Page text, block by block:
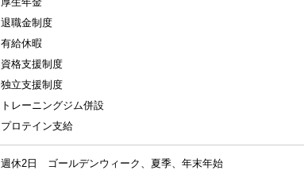
退職金制度
有給休暇
資格支援制度
独立支援制度
トレーニングジム併設
プロテイン支給
週休2日 ゴールデンウィーク、夏季、年末年始